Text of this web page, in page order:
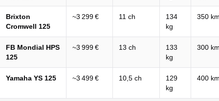
Brixton
Cromwell 125
~3 299 € 11 ch
134
kg
350
FB Mondial HPS
125
~3 999 € 13 ch
133
kg
300
Yamaha YS 125 ~3 499 € 10,5 ch
129
kg
400